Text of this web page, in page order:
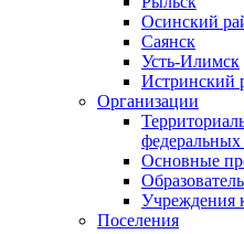
Осинский
Саянск
Усть-Илимск
Истринский
Организации
Основные
Учреждения
Поселения